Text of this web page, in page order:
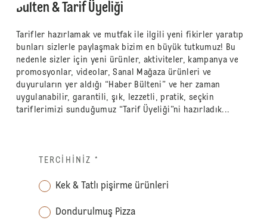
Bülten & Tarif Üyeliği
Tarifler hazırlamak ve mutfak ile ilgili yeni fikirler yaratıp
bunları sizlerle paylaşmak bizim en büyük tutkumuz! Bu
nedenle sizler için yeni ürünler, aktiviteler, kampanya ve
promosyonlar, videolar, Sanal Mağaza ürünleri ve
duyuruların yer aldığı “Haber Bülteni” ve her zaman
uygulanabilir, garantili, şık, lezzetli, pratik, seçkin
tariflerimizi sunduğumuz “Tarif Üyeliği”ni hazırladık...
TERCIHINIZ *
Kek & Tatlı pişirme ürünleri
Dondurulmuş Pizza